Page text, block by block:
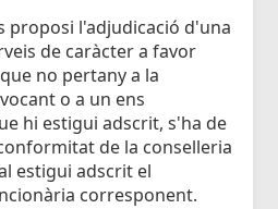
proposi l'adjudicació d'una
de caràcter a favor
no pertany a la
o a un ens
hi estigui adscrit, s'ha de
de la conselleria
estigui adscrit el
corresponent.